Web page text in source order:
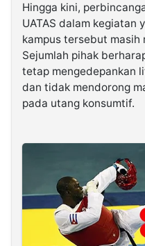
Hingga kini,
UATAS dalam kegiatan
kampus tersebut masih
Sejumlah pihak
tetap mengedepankan
dan tidak mendorong
pada utang konsumtif.